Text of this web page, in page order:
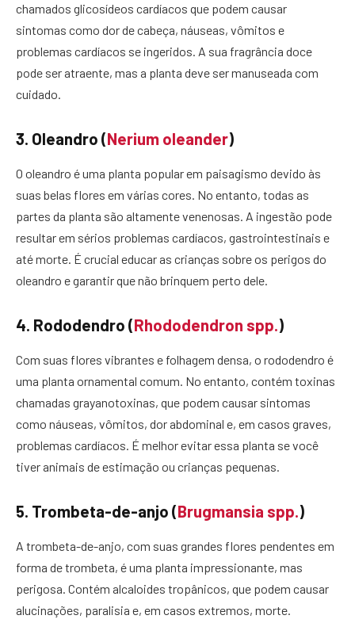
chamados glicosídeos cardíacos que podem causar
sintomas como dor de cabeça, náuseas, vômitos e
problemas cardíacos se ingeridos. A sua fragrância doce
pode ser atraente, mas a planta deve ser manuseada com
cuidado.
3. Oleandro (Nerium oleander)
O oleandro é uma planta popular em paisagismo devido às
suas belas flores em várias cores. No entanto, todas as
partes da planta são altamente venenosas. A ingestão pode
resultar em sérios problemas cardíacos, gastrointestinais e
até morte. É crucial educar as crianças sobre os perigos do
oleandro e garantir que não brinquem perto dele.
4. Rododendro (Rhododendron spp.)
Com suas flores vibrantes e folhagem densa, o rododendro é
uma planta ornamental comum. No entanto, contém toxinas
chamadas grayanotoxinas, que podem causar sintomas
como náuseas, vômitos, dor abdominal e, em casos graves,
problemas cardíacos. É melhor evitar essa planta se você
tiver animais de estimação ou crianças pequenas.
5. Trombeta-de-anjo (Brugmansia spp.)
A trombeta-de-anjo, com suas grandes flores pendentes em
forma de trombeta, é uma planta impressionante, mas
perigosa. Contém alcaloides tropânicos, que podem causar
alucinações, paralisia e, em casos extremos, morte.